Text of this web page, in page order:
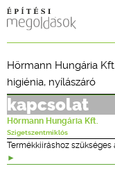
Hörmann Hungária Kft.
higiénia, nyílászáró
kapcsolat
Hörmann Hungária Kft.
Szigetszentmiklós
Termékkiíráshoz szükséges